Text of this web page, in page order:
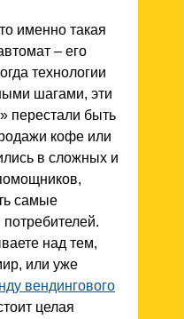
именно такая
– его
технологии
шагами, эти
перестали быть
кофе или
в сложных и
самые
над тем,
или уже
вендингового
целая